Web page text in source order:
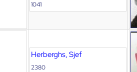
1041
Herberghs, Sjef
2380